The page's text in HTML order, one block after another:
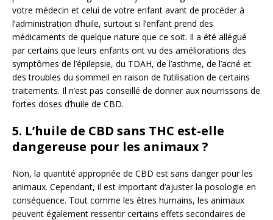
votre médecin et celui de votre enfant avant de procéder à
l’administration d’huile, surtout si l’enfant prend des
médicaments de quelque nature que ce soit. Il a été allégué
par certains que leurs enfants ont vu des améliorations des
symptômes de l’épilepsie, du TDAH, de l’asthme, de l’acné et
des troubles du sommeil en raison de l’utilisation de certains
traitements. Il n’est pas conseillé de donner aux nourrissons de
fortes doses d’huile de CBD.
5. L’huile de CBD sans THC est-elle
dangereuse pour les animaux ?
Non, la quantité appropriée de CBD est sans danger pour les
animaux. Cependant, il est important d’ajuster la posologie en
conséquence. Tout comme les êtres humains, les animaux
peuvent également ressentir certains effets secondaires de